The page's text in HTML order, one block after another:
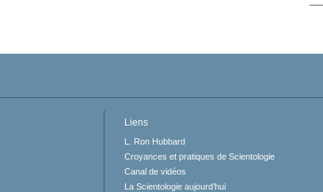
Liens
L. Ron Hubbard
Croyances et pratiques de Scientologie
Canal de vidéos
La Scientologie aujourd’hui